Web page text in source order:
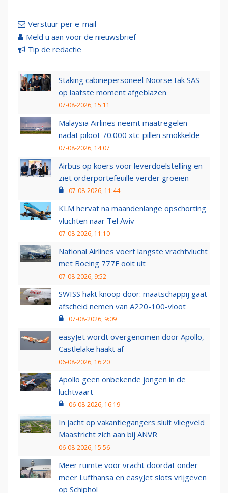
Verstuur per e-mail
Meld u aan voor de nieuwsbrief
Tip de redactie
Staking cabinepersoneel Noorse tak SAS
op laatste moment afgeblazen
07-08-2026, 15:11
Malaysia Airlines neemt maatregelen
nadat piloot 70.000 xtc-pillen smokkelde
07-08-2026, 14:07
Airbus op koers voor leverdoelstelling en
ziet orderportefeuille verder groeien
07-08-2026, 11:44
KLM hervat na maandenlange opschorting
vluchten naar Tel Aviv
07-08-2026, 11:10
National Airlines voert langste vrachtvlucht
met Boeing 777F ooit uit
07-08-2026, 9:52
SWISS hakt knoop door: maatschappij gaat
afscheid nemen van A220-100-vloot
07-08-2026, 9:09
easyJet wordt overgenomen door Apollo,
Castlelake haakt af
06-08-2026, 16:20
Apollo geen onbekende jongen in de
luchtvaart
06-08-2026, 16:19
In jacht op vakantiegangers sluit vliegveld
Maastricht zich aan bij ANVR
06-08-2026, 15:56
Meer ruimte voor vracht doordat onder
meer Lufthansa en easyJet slots vrijgeven
op Schiphol